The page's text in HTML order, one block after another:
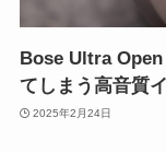
Bose Ultra
てしまう高音質
2025年2月24日